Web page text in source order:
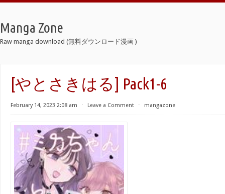
Manga Zone
Raw manga download (無料ダウンロード漫画 )
[やとさきはる] Pack1-6
February 14, 2023 2:08 am ⋅ Leave a Comment ⋅ mangazone